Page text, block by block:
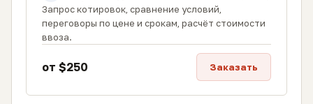
Запрос котировок, сравнение условий,
переговоры по цене и срокам, расчёт стоимости
ввоза.
от $250 Заказать